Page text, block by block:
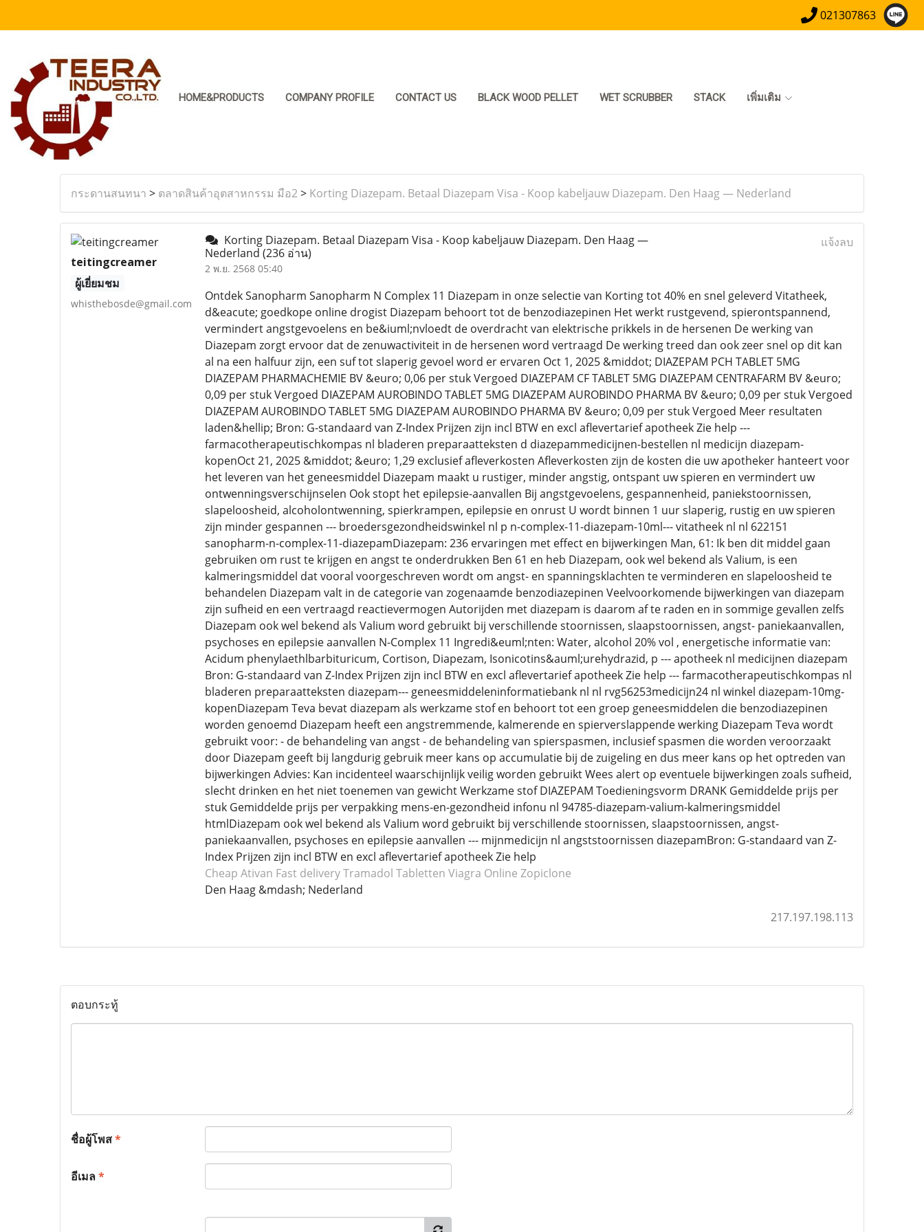
021307863
HOME&PRODUCTS COMPANY PROFILE CONTACT US BLACK WOOD PELLET WET SCRUBBER STACK เพิ่มเติม
กระดานสนทนา > ตลาดสินค้าอุตสาหกรรม มือ2> Korting Diazepam. Betaal Diazepam Visa - Koop kabeljauw Diazepam. Den Haag — Nederland
teitingcreamer
ผู้เยี่ยมชม
whisthebosde@gmail.com
Korting Diazepam. Betaal Diazepam Visa - Koop kabeljauw Diazepam. Den Haag —
Nederland (236 อ่าน)
2 พ.ย. 2568 05:40
แจ้งลบ
Ontdek Sanopharm Sanopharm N Complex 11 Diazepam in onze selectie van Korting tot 40% en snel geleverd Vitatheek,
d&eacute; goedkope online drogist Diazepam behoort tot de benzodiazepinen Het werkt rustgevend, spierontspannend,
vermindert angstgevoelens en be&iuml;nvloedt de overdracht van elektrische prikkels in de hersenen De werking van
Diazepam zorgt ervoor dat de zenuwactiviteit in de hersenen word vertraagd De werking treed dan ook zeer snel op dit kan
al na een halfuur zijn, een suf tot slaperig gevoel word er ervaren Oct 1, 2025 &middot; DIAZEPAM PCH TABLET 5MG
DIAZEPAM PHARMACHEMIE BV &euro; 0,06 per stuk Vergoed DIAZEPAM CF TABLET 5MG DIAZEPAM CENTRAFARM BV &euro;
0,09 per stuk Vergoed DIAZEPAM AUROBINDO TABLET 5MG DIAZEPAM AUROBINDO PHARMA BV &euro; 0,09 per stuk Vergoed
DIAZEPAM AUROBINDO TABLET 5MG DIAZEPAM AUROBINDO PHARMA BV &euro; 0,09 per stuk Vergoed Meer resultaten
laden&hellip; Bron: G-standaard van Z-Index Prijzen zijn incl BTW en excl aflevertarief apotheek Zie help ---
farmacotherapeutischkompas nl bladeren preparaatteksten d diazepammedicijnen-bestellen nl medicijn diazepam-
kopenOct 21, 2025 &middot; &euro; 1,29 exclusief afleverkosten Afleverkosten zijn de kosten die uw apotheker hanteert voor
het leveren van het geneesmiddel Diazepam maakt u rustiger, minder angstig, ontspant uw spieren en vermindert uw
ontwenningsverschijnselen Ook stopt het epilepsie-aanvallen Bij angstgevoelens, gespannenheid, paniekstoornissen,
slapeloosheid, alcoholontwenning, spierkrampen, epilepsie en onrust U wordt binnen 1 uur slaperig, rustig en uw spieren
zijn minder gespannen --- broedersgezondheidswinkel nl p n-complex-11-diazepam-10ml--- vitatheek nl nl 622151
sanopharm-n-complex-11-diazepamDiazepam: 236 ervaringen met effect en bijwerkingen Man, 61: Ik ben dit middel gaan
gebruiken om rust te krijgen en angst te onderdrukken Ben 61 en heb Diazepam, ook wel bekend als Valium, is een
kalmeringsmiddel dat vooral voorgeschreven wordt om angst- en spanningsklachten te verminderen en slapeloosheid te
behandelen Diazepam valt in de categorie van zogenaamde benzodiazepinen Veelvoorkomende bijwerkingen van diazepam
zijn sufheid en een vertraagd reactievermogen Autorijden met diazepam is daarom af te raden en in sommige gevallen zelfs
Diazepam ook wel bekend als Valium word gebruikt bij verschillende stoornissen, slaapstoornissen, angst- paniekaanvallen,
psychoses en epilepsie aanvallen N-Complex 11 Ingredi&euml;nten: Water, alcohol 20% vol , energetische informatie van:
Acidum phenylaethlbarbituricum, Cortison, Diapezam, Isonicotins&auml;urehydrazid, p --- apotheek nl medicijnen diazepam
Bron: G-standaard van Z-Index Prijzen zijn incl BTW en excl aflevertarief apotheek Zie help --- farmacotherapeutischkompas nl
bladeren preparaatteksten diazepam--- geneesmiddeleninformatiebank nl nl rvg56253medicijn24 nl winkel diazepam-10mg-
kopenDiazepam Teva bevat diazepam als werkzame stof en behoort tot een groep geneesmiddelen die benzodiazepinen
worden genoemd Diazepam heeft een angstremmende, kalmerende en spierverslappende werking Diazepam Teva wordt
gebruikt voor: - de behandeling van angst - de behandeling van spierspasmen, inclusief spasmen die worden veroorzaakt
door Diazepam geeft bij langdurig gebruik meer kans op accumulatie bij de zuigeling en dus meer kans op het optreden van
bijwerkingen Advies: Kan incidenteel waarschijnlijk veilig worden gebruikt Wees alert op eventuele bijwerkingen zoals sufheid,
slecht drinken en het niet toenemen van gewicht Werkzame stof DIAZEPAM Toedieningsvorm DRANK Gemiddelde prijs per
stuk Gemiddelde prijs per verpakking mens-en-gezondheid infonu nl 94785-diazepam-valium-kalmeringsmiddel
htmlDiazepam ook wel bekend als Valium word gebruikt bij verschillende stoornissen, slaapstoornissen, angst-
paniekaanvallen, psychoses en epilepsie aanvallen --- mijnmedicijn nl angststoornissen diazepamBron: G-standaard van Z-
Index Prijzen zijn incl BTW en excl aflevertarief apotheek Zie help
Cheap Ativan Fast delivery Tramadol Tabletten Viagra Online Zopiclone
Den Haag &mdash; Nederland
217.197.198.113
ตอบกระทู้
ชื่อผู้โพส*
อีเมล*